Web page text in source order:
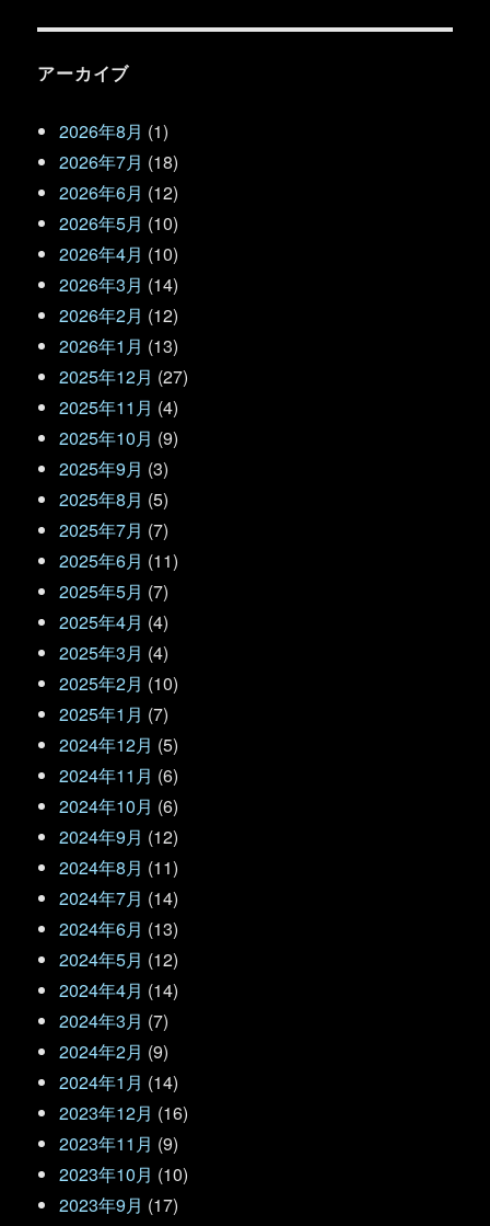
アーカイブ
2026年8月 (1)
2026年7月 (18)
2026年6月 (12)
2026年5月 (10)
2026年4月 (10)
2026年3月 (14)
2026年2月 (12)
2026年1月 (13)
2025年12月 (27)
2025年11月 (4)
2025年10月 (9)
2025年9月 (3)
2025年8月 (5)
2025年7月 (7)
2025年6月 (11)
2025年5月 (7)
2025年4月 (4)
2025年3月 (4)
2025年2月 (10)
2025年1月 (7)
2024年12月 (5)
2024年11月 (6)
2024年10月 (6)
2024年9月 (12)
2024年8月 (11)
2024年7月 (14)
2024年6月 (13)
2024年5月 (12)
2024年4月 (14)
2024年3月 (7)
2024年2月 (9)
2024年1月 (14)
2023年12月 (16)
2023年11月 (9)
2023年10月 (10)
2023年9月 (17)